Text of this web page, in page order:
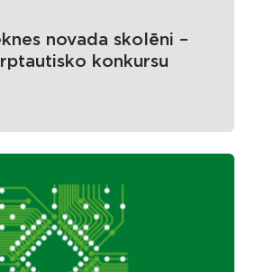
novada skolēni –
konkursu